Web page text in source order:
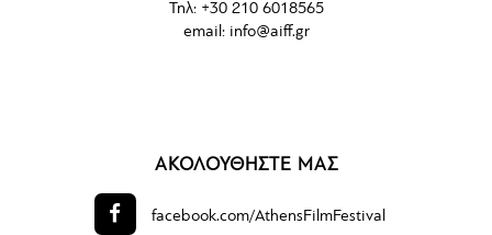
Τηλ: +30 210 6018565
email: info@aiff.gr
ΑΚΟΛΟΥΘΗΣΤΕ ΜΑΣ
facebook.com/AthensFilmFestival